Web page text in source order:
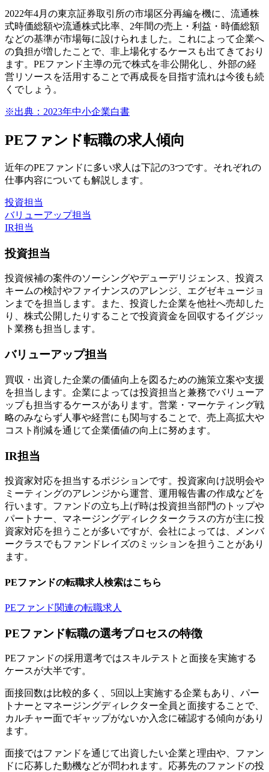
2022年4月の東京証券取引所の市場区分再編を機に、流通株
式時価総額や流通株式比率、2年間の売上・利益・時価総額
などの基準が市場毎に設けられました。これによって企業へ
の負担が増したことで、非上場化するケースも出てきており
ます。PEファンド主導の元で株式を非公開化し、外部の経
営リソースを活用することで再成長を目指す流れは今後も続
くでしょう。
※出典：2023年中小企業白書
PEファンド転職の求人傾向
近年のPEファンドに多い求人は下記の3つです。それぞれの
仕事内容についても解説します。
投資担当
バリューアップ担当
IR担当
投資担当
投資候補の案件のソーシングやデューデリジェンス、投資ス
キームの検討やファイナンスのアレンジ、エグゼキュージョ
ンまでを担当します。また、投資した企業を他社へ売却した
り、株式公開したりすることで投資資金を回収するイグジッ
ト業務も担当します。
バリューアップ担当
買収・出資した企業の価値向上を図るための施策立案や支援
を担当します。企業によっては投資担当と兼務でバリューア
ップも担当するケースがあります。営業・マーケティング戦
略のみならず人事や経営にも関与することで、売上高拡大や
コスト削減を通じて企業価値の向上に努めます。
IR担当
投資家対応を担当するポジションです。投資家向け説明会や
ミーティングのアレンジから運営、運用報告書の作成などを
行います。ファンドの立ち上げ時は投資担当部門のトップや
パートナー、マネージングディレクタークラスの方が主に投
資家対応を担うことが多いですが、会社によっては、メンバ
ークラスでもファンドレイズのミッションを担うことがあり
ます。
PEファンドの転職求人検索はこちら
PEファンド関連の転職求人
PEファンド転職の選考プロセスの特徴
PEファンドの採用選考ではスキルテストと面接を実施する
ケースが大半です。
面接回数は比較的多く、5回以上実施する企業もあり、パー
トナーとマネージングディレクター全員と面接することで、
カルチャー面でギャップがないか入念に確認する傾向があり
ます。
面接ではファンドを通じて出資したい企業と理由や、ファン
ドに応募した動機などが問われます。応募先のファンドの投